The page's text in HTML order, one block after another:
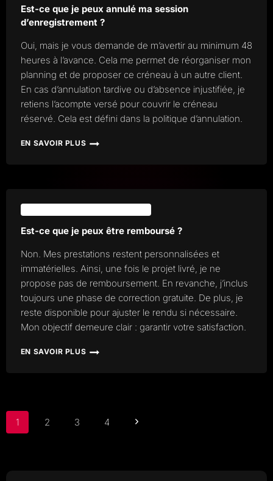
JE
ANNULER
SESSION
SANS
FRAIS?
Est-ce que je peux annulé ma session
d’enregistrement ?
Oui, mais je vous demande de m’avertir au minimum 48
heures à l’avance. Cela me permet de réorganiser mon
planning et de proposer ce créneau à un autre client.
En cas d’annulation tardive ou d’absence injustifiée, je
retiens l’acompte versé pour couvrir le créneau
réservé. Cela est défini dans la politique d’annulation.
EN SAVOIR PLUS
EST-
ANNULÉ
MA
SESSION
?
Est-ce que je peux être remboursé ?
Non. Mes prestations restent personnalisées et
immatérielles. Ainsi, une fois le projet livré, je ne
propose pas de remboursement. En revanche, j’inclus
toujours une phase de correction gratuite. De plus, je
reste disponible pour ajuster le rendu si nécessaire.
Mon objectif demeure clair : garantir votre satisfaction.
EN SAVOIR PLUS
EST-
ÊTRE
REMBOURSÉ
Navigation
de
1 2 3 4
Page